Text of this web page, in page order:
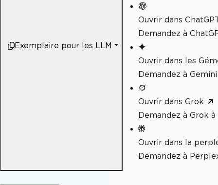
Exemplaire pour les LLM
Ouvrir dans
Demandez à
Ouvrir dans les
Demandez à
Ouvrir dans Grok
Demandez à Grok
Ouvrir dans la
Demandez à